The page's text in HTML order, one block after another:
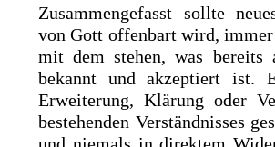
Zusammengefasst sollte
von Gott offenbart wird,
mit dem stehen, was bereits
bekannt und akzeptiert ist.
Erweiterung, Klärung oder
bestehenden Verständnisses